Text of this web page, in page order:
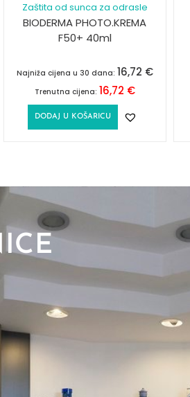
Zaštita od sunca za odrasle
BIODERMA PHOTO.KREMA
F50+ 40ml
Najniža cijena u 30 dana: 16,72 €
Trenutna cijena: 16,72 €
DODAJ U KOŠARICU